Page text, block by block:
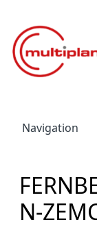
Navigation
N-